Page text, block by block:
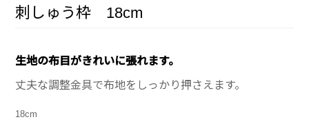
刺しゅう枠 18cm
生地の布目がきれいに張れます。
丈夫な調整金具で布地をしっかり押さえます。
18cm